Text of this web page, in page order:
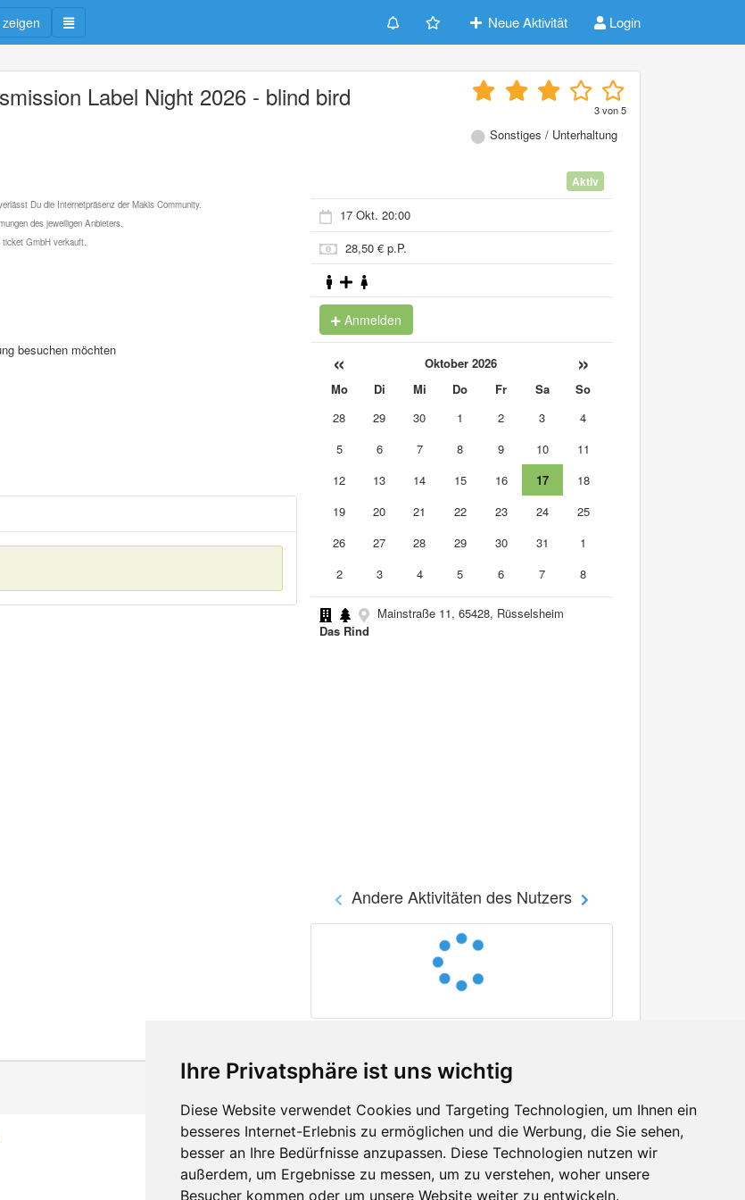
Ihre Privatsphäre ist uns wichtig
Diese Website verwendet Cookies und Targeting Technologien, um Ihnen ein
besseres Internet-Erlebnis zu ermöglichen und die Werbung, die Sie sehen,
besser an Ihre Bedürfnisse anzupassen. Diese Technologien nutzen wir
außerdem, um Ergebnisse zu messen, um zu verstehen, woher unsere
Besucher kommen oder um unsere Website weiter zu entwickeln.
Neue Aktivität Login
Label Night 2026 - blind bird 3von5
Sonstiges / Unterhaltung
Du die Internetpräsenz der Makis Community.
des jeweiligen Anbieters.
GmbH verkauft.
besuchen möchten
Aktiv
17 Okt. 20:00
28,50 € p.P.
Anmelden
« Oktober 2026 »
Mo Di Mi Do Fr Sa
So
28
29 30 1 2 3
4
5
6 7 8 9 10
11
12
13 14 15 16 17
18
19
20 21 22 23 24
25
26
27 28 29 30 31
1
2
3 4 5 6 7 8
Mainstraße 11, 65428, Rüsselsheim
Das Rind
Andere Aktivitäten des Nutzers
Kontakt
Feedback
Fehler melden
Facebook
Twitter
YouTube